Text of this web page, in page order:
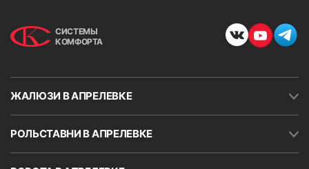
СИСТЕМЫ
КОМФОРТА
ЖАЛЮЗИ В АПРЕЛЕВКЕ
РОЛЬСТАВНИ В АПРЕЛЕВКЕ